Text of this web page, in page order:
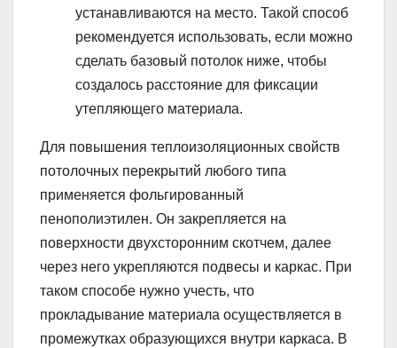
устанавливаются на место. Такой способ
рекомендуется использовать, если можно
сделать базовый потолок ниже, чтобы
создалось расстояние для фиксации
утепляющего материала.
Для повышения теплоизоляционных свойств
потолочных перекрытий любого типа
применяется фольгированный
пенополиэтилен. Он закрепляется на
поверхности двухсторонним скотчем, далее
через него укрепляются подвесы и каркас. При
таком способе нужно учесть, что
прокладывание материала осуществляется в
промежутках образующихся внутри каркаса. В